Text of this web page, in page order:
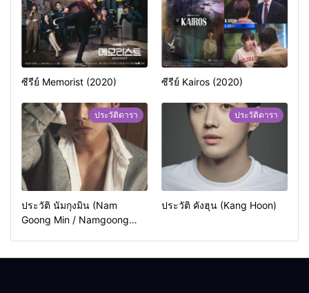
ซีรีย์ Memorist (2020) ซีรีย์ Kairos (2020)
ประวัติดารา
ประวัติ นัมกุงมิน (Nam
Goong Min / Namgoong
ประวัติดารา
ประวัติ คังฮุน (Kang Hoon)